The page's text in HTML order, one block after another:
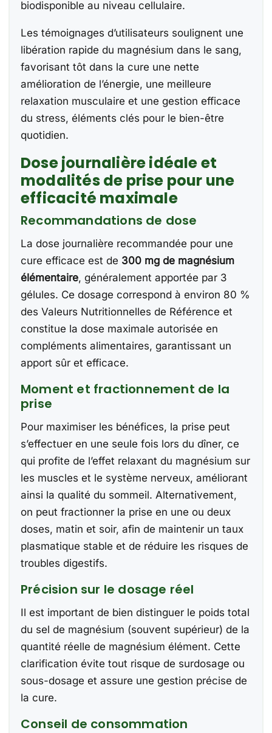
biodisponible au niveau cellulaire.
Les témoignages d’utilisateurs soulignent une
libération rapide du magnésium dans le sang,
favorisant tôt dans la cure une nette
amélioration de l’énergie, une meilleure
relaxation musculaire et une gestion efficace
du stress, éléments clés pour le bien-être
quotidien.
Dose journalière idéale et
modalités de prise pour une
efficacité maximale
Recommandations de dose
La dose journalière recommandée pour une
cure efficace est de 300 mg de magnésium
élémentaire, généralement apportée par 3
gélules. Ce dosage correspond à environ 80 %
des Valeurs Nutritionnelles de Référence et
constitue la dose maximale autorisée en
compléments alimentaires, garantissant un
apport sûr et efficace.
Moment et fractionnement de la
prise
Pour maximiser les bénéfices, la prise peut
s’effectuer en une seule fois lors du dîner, ce
qui profite de l’effet relaxant du magnésium sur
les muscles et le système nerveux, améliorant
ainsi la qualité du sommeil. Alternativement,
on peut fractionner la prise en une ou deux
doses, matin et soir, afin de maintenir un taux
plasmatique stable et de réduire les risques de
troubles digestifs.
Précision sur le dosage réel
Il est important de bien distinguer le poids total
du sel de magnésium (souvent supérieur) de la
quantité réelle de magnésium élément. Cette
clarification évite tout risque de surdosage ou
sous-dosage et assure une gestion précise de
la cure.
Conseil de consommation